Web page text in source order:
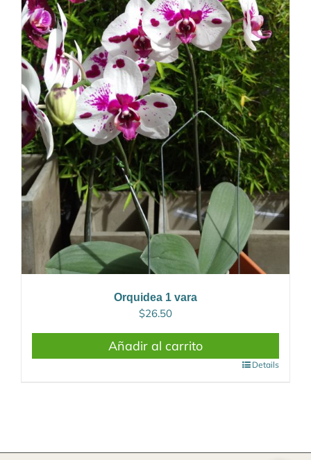
Orquidea 1 vara
$26.50
Añadir al carrito
Details